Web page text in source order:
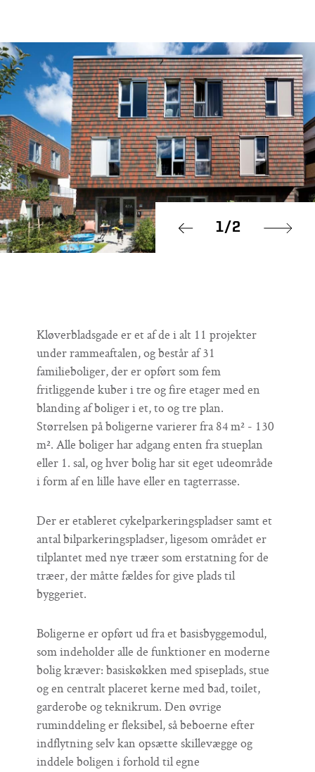
1/2
Kløverbladsgade er et af de i alt 11 projekter
under rammeaftalen, og består af 31
familieboliger, der er opført som fem
fritliggende kuber i tre og fire etager med en
blanding af boliger i et, to og tre plan.
Størrelsen på boligerne varierer fra 84 m² - 130
m². Alle boliger har adgang enten fra stueplan
eller 1. sal, og hver bolig har sit eget udeområde
i form af en lille have eller en tagterrasse.
Der er etableret cykelparkeringspladser samt et
antal bilparkeringspladser, ligesom området er
tilplantet med nye træer som erstatning for de
træer, der måtte fældes for give plads til
byggeriet.
Boligerne er opført ud fra et basisbyggemodul,
som indeholder alle de funktioner en moderne
bolig kræver: basiskøkken med spiseplads, stue
og en centralt placeret kerne med bad, toilet,
garderobe og teknikrum. Den øvrige
ruminddeling er fleksibel, så beboerne efter
indflytning selv kan opsætte skillevægge og
inddele boligen i forhold til egne